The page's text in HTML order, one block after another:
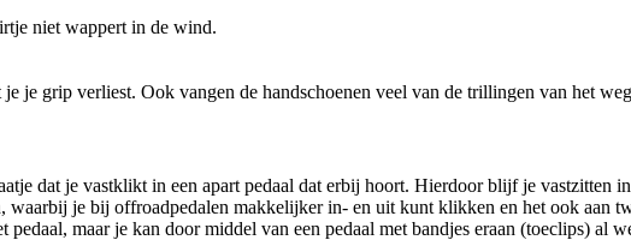
niet wappert in de wind.
je grip verliest. Ook vangen de handschoenen veel van de trillingen van het
dat je vastklikt in een apart pedaal dat erbij hoort. Hierdoor blijf je vastzitten
waarbij je bij offroadpedalen makkelijker in- en uit kunt klikken en het ook aan
pedaal, maar je kan door middel van een pedaal met bandjes eraan (toeclips) al